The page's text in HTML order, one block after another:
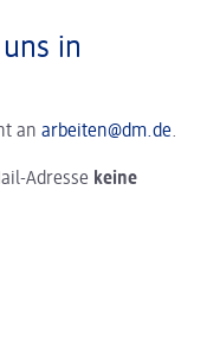
in
an arbeiten@dm.de.
Adresse keine